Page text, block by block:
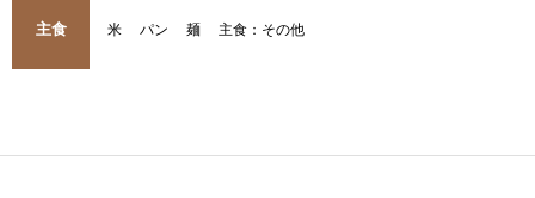
主食 米 パン 麺 主食：その他